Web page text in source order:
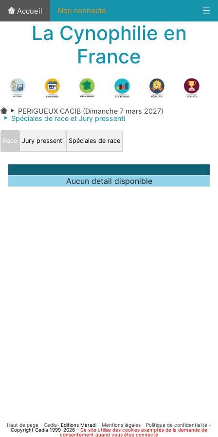
Accueil Non connecté
La Cynophilie en
France
PERIGUEUX CACIB (Dimanche 7 mars 2027)
Spéciales de race et Jury pressenti
Race Jury pressenti Spéciales de race
Aucun detail disponible
Haut de page - Cedia- Editions Maradi - Mentions légales - Politique de confidentialité -
Copyright Cedia 1999-2026 - Ce site utilise des cookies exemptés de la demande de
consentement quand vous êtes connecté